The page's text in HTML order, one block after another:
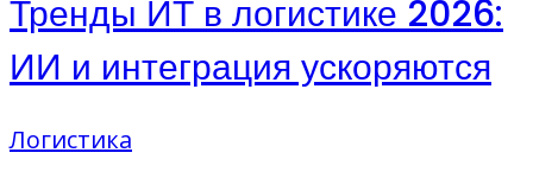
Тренды ИТ в логистике 2026:
ИИ и интеграция ускоряются
Логистика